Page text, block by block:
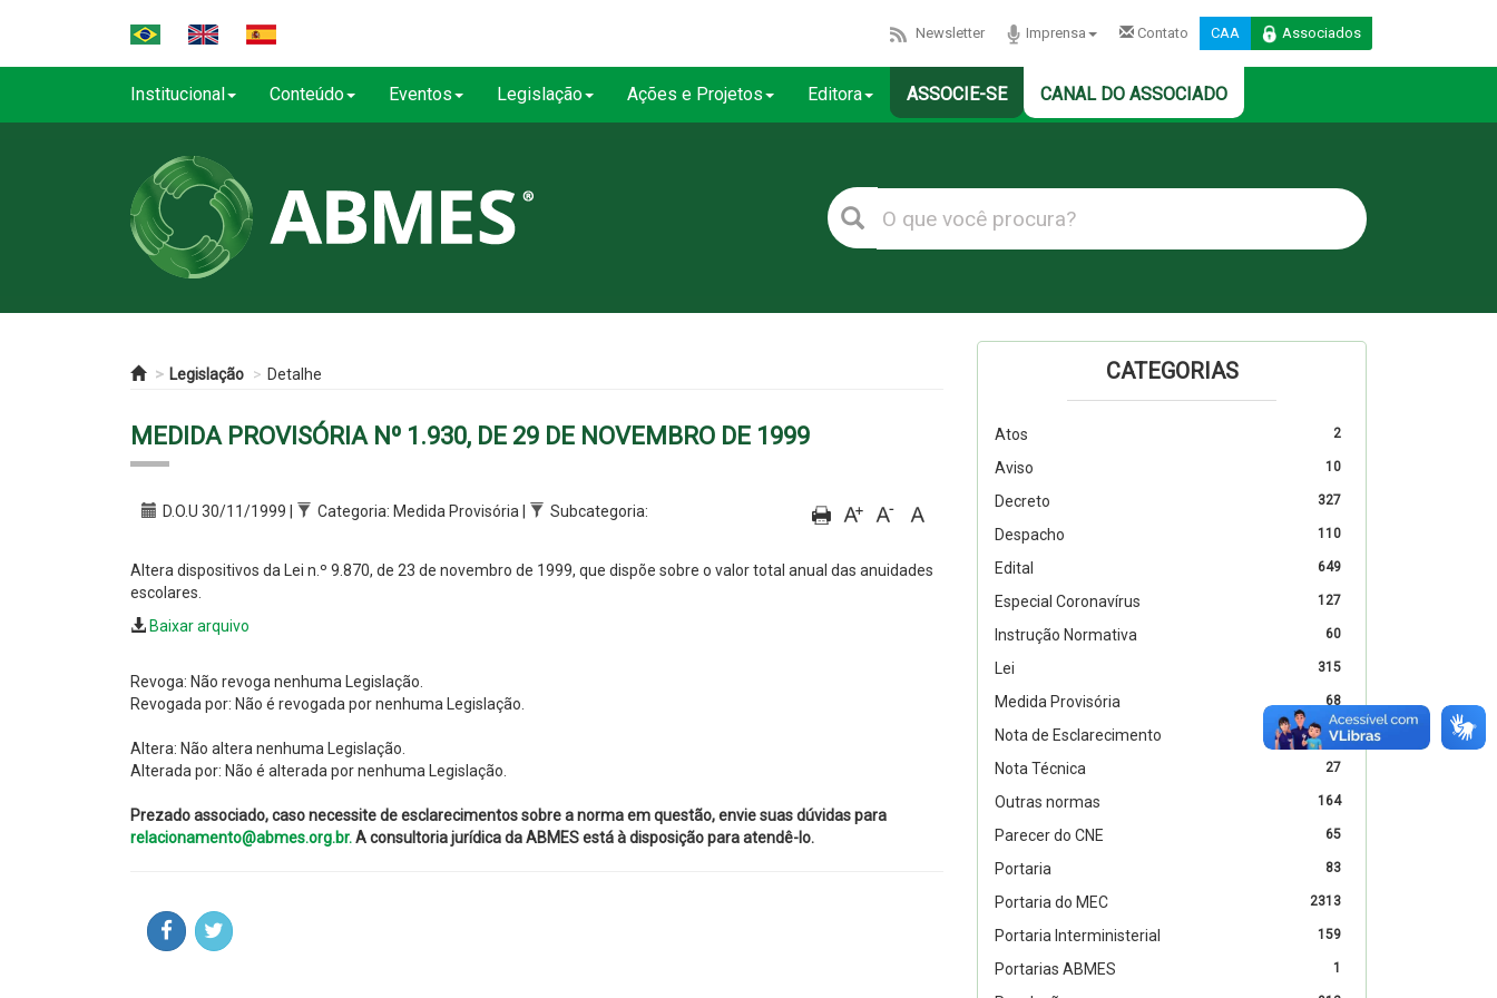
Newsletter Imprensa Contato CAA Associados
Institucional Conteúdo Eventos Legislação Ações e Projetos Editora ASSOCIE-SE CANAL DO ASSOCIADO
Legislação Detalhe
MEDIDA PROVISÓRIA Nº 1.930, DE 29 DE NOVEMBRO DE 1999
D.O.U 30/11/1999 | Categoria: Medida Provisória | Subcategoria:
Altera dispositivos da Lei n.º 9.870, de 23 de novembro de 1999, que dispõe sobre o valor total anual das anuidades
escolares.
Baixar arquivo
Revoga: Não revoga nenhuma Legislação.
Revogada por: Não é revogada por nenhuma Legislação.
Altera: Não altera nenhuma Legislação.
Alterada por: Não é alterada por nenhuma Legislação.
Prezado associado, caso necessite de esclarecimentos sobre a norma em questão, envie suas dúvidas para
relacionamento@abmes.org.br.A consultoria jurídica da ABMES está à disposição para atendê-lo.
CATEGORIAS
2
Atos
10
Aviso
327
Decreto
110
Despacho
649
Edital
127
Especial Coronavírus
60
Instrução Normativa
315
Lei
68
Medida Provisória
2
Nota de Esclarecimento
27
Nota Técnica
164
Outras normas
65
Parecer do CNE
83
Portaria
2313
Portaria do MEC
159
Portaria Interministerial
1
Portarias ABMES